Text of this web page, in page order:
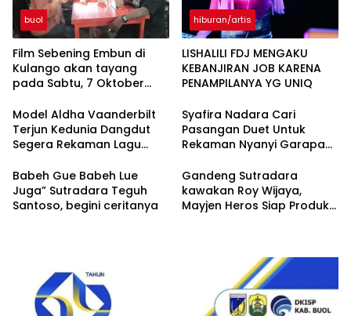
buol
Film Sebening Embun di
Kulango akan tayang
pada Sabtu, 7 Oktober
hiburan/artis
LISHALILI FDJ MENGAKU
KEBANJIRAN JOB KARENA
PENAMPILANYA YG UNIQ
Model Aldha Vaanderbilt
Terjun Kedunia Dangdut
Segera Rekaman Lagu
Syafira Nadara Cari
Pasangan Duet Untuk
Rekaman Nyanyi Garapan
Babeh Gue Babeh Lue
Juga” Sutradara Teguh
Santoso, begini ceritanya
Gandeng Sutradara
kawakan Roy Wijaya,
Mayjen Heros Siap Produksi